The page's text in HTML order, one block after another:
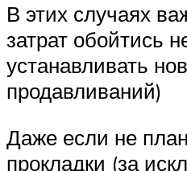
В этих случаях
затрат обойтись
устанавливать
продавливаний)
Даже если не
прокладки (за